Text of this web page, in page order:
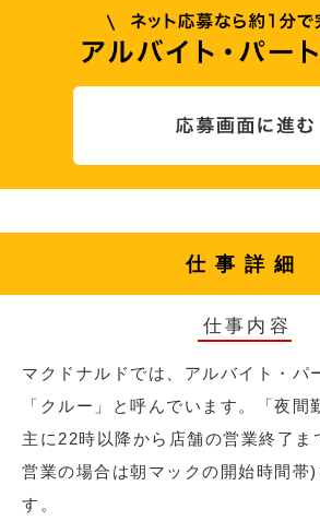
仕事詳細
仕事内容
マクドナルドでは、アルバイト・パ
「クルー」と呼んでいます。「夜間
主に22時以降から店舗の営業終了ま
営業の場合は朝マックの開始時間帯)
す。